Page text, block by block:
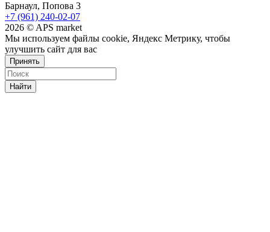
Барнаул, Попова 3
+7 (961) 240-02-07
2026 © APS market
Мы используем файлы cookie, Яндекс Метрику, чтобы
улучшить сайт для вас
Принять
Найти